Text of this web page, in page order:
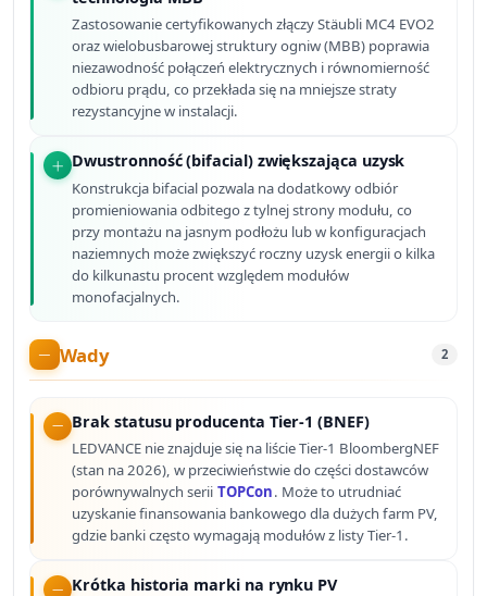
Zastosowanie certyfikowanych złączy Stäubli MC4 EVO2
oraz wielobusbarowej struktury ogniw (MBB) poprawia
niezawodność połączeń elektrycznych i równomierność
odbioru prądu, co przekłada się na mniejsze straty
rezystancyjne w instalacji.
Dwustronność (bifacial) zwiększająca uzysk
Konstrukcja bifacial pozwala na dodatkowy odbiór
promieniowania odbitego z tylnej strony modułu, co
przy montażu na jasnym podłożu lub w konfiguracjach
naziemnych może zwiększyć roczny uzysk energii o kilka
do kilkunastu procent względem modułów
monofacjalnych.
Wady 2
Brak statusu producenta Tier-1 (BNEF)
LEDVANCE nie znajduje się na liście Tier-1 BloombergNEF
(stan na 2026), w przeciwieństwie do części dostawców
porównywalnych serii TOPCon. Może to utrudniać
uzyskanie finansowania bankowego dla dużych farm PV,
gdzie banki często wymagają modułów z listy Tier-1.
Krótka historia marki na rynku PV